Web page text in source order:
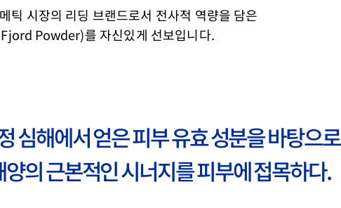
틱 시장의 리딩 브랜드로서 전사적 역량을 담은
Powder)를 자신있게 선보입니다.
심해에서 얻은 피부 유효 성분을 바탕으로
의 근본적인 시너지를 피부에 접목하다.